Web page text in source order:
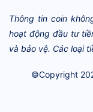
Thông tin coin
hoạt động đầu tư
và bảo vệ. Các loại
©Copyright